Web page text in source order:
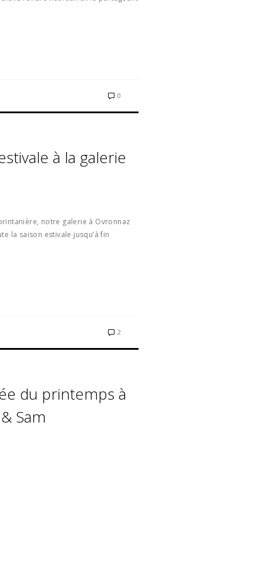
0
à la galerie
notre galerie à Ovronnaz
la saison estivale jusqu’à fin
2
du printemps à
Sam